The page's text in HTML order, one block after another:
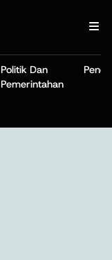
Politik Dan
Pemerintahan